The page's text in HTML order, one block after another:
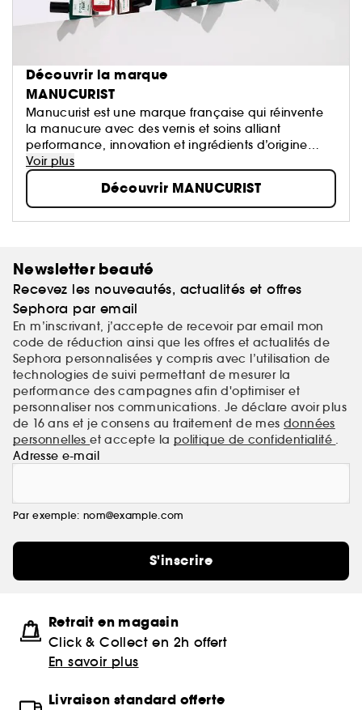
Découvrir la marque
MANUCURIST
Manucurist est une marque française qui réinvente
la manucure avec des vernis et soins alliant
performance, innovation et ingrédients d’origine
naturelle. Des formules plus clean pour des ongles
sublimés, sans compromis sur la couleur ou la tenue.
Your nails but better !
Voir plus
Découvrir MANUCURIST
Newsletter beauté
Recevez les nouveautés, actualités et offres
Sephora par email
En m’inscrivant, j’accepte de recevoir par email mon
code de réduction ainsi que les offres et actualités de
Sephora personnalisées y compris avec l’utilisation de
technologies de suivi permettant de mesurer la
performance des campagnes afin d'optimiser et
personnaliser nos communications. Je déclare avoir plus
de 16 ans et je consens au traitement de mes données
personnelleset accepte la politique de confidentialité .
Adresse e-mail
Par exemple: nom@example.com
S'inscrire
Retrait en magasin
Click & Collect en 2h offert
En savoir plus
Livraison standard offerte